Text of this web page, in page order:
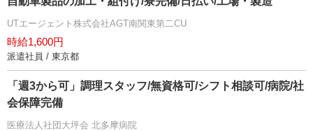
UTエージェント株式会社AGT南関東第二CU
時給1,600円
派遣社員 / 東京都
「週3から可」調理スタッフ/無資格可/シフト相談可/病院/社
会保障完備
医療法人社団大坪会 北多摩病院